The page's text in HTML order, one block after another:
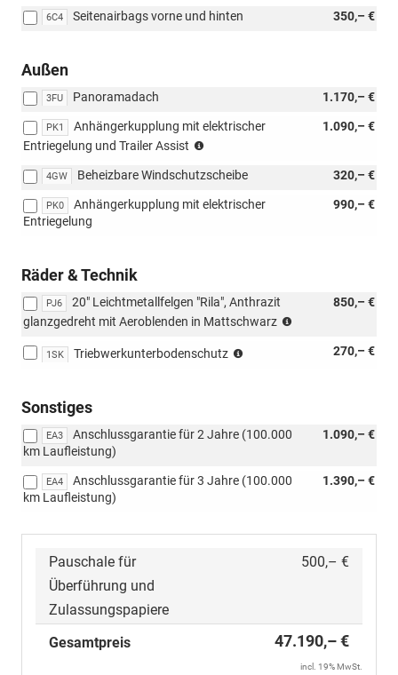
6C4 350,– €
Seitenairbags vorne und hinten
Außen
3FU 1.170,– €
Panoramadach
PK1 1.090,– €
Anhängerkupplung mit elektrischer
Entriegelung und Trailer Assist
Verbindung
[PAC]
4GW 320,– €
Beheizbare Windschutzscheibe
PK0 990,– €
Anhängerkupplung mit elektrischer
Entriegelung
Räder & Technik
PJ6 850,– €
20" Leichtmetallfelgen "Rila", Anthrazit
glanzgedreht mit Aeroblenden in Mattschwarz
Verbindung
1SK 270,– €
Triebwerkunterbodenschutz
20"
Anthrazit
Aeroblenden
Mattschwarz)
Sonstiges
EA3 1.090,– €
Anschlussgarantie für 2 Jahre (100.000
km Laufleistung)
EA4 1.390,– €
Anschlussgarantie für 3 Jahre (100.000
km Laufleistung)
Pauschale für
Überführung und
Zulassungspapiere
500,– €
Gesamtpreis 47.190,– €
incl. 19% MwSt.